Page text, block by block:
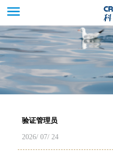
验证管理员
2026/ 07/ 24